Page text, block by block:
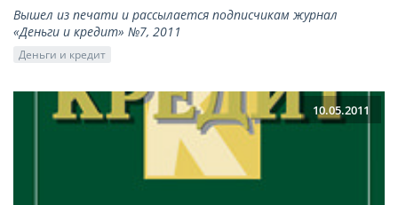
Вышел из печати и рассылается подписчикам журнал
«Деньги и кредит» №7, 2011
Деньги и кредит
10.05.2011